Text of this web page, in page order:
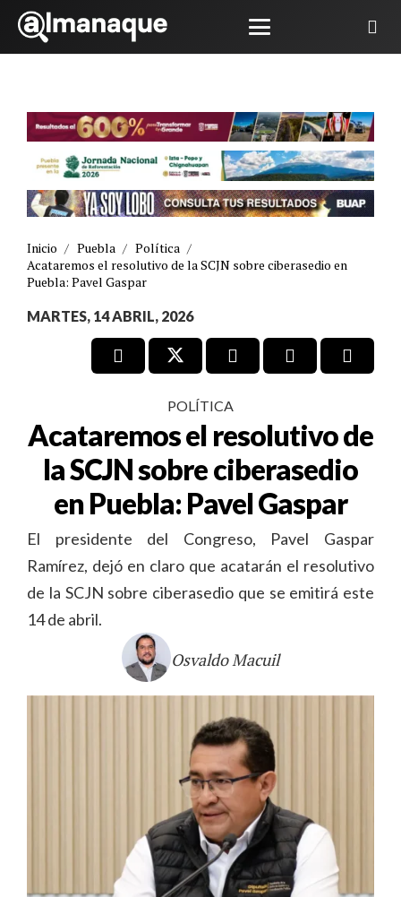
Inicio / Puebla / Política /
Acataremos el resolutivo de la SCJN sobre ciberasedio en
Puebla: Pavel Gaspar
MARTES, 14 ABRIL, 2026
POLÍTICA
Acataremos el resolutivo de
la SCJN sobre ciberasedio
en Puebla: Pavel Gaspar
El presidente del Congreso, Pavel Gaspar
Ramírez, dejó en claro que acatarán el resolutivo
de la SCJN sobre ciberasedio que se emitirá este
14 de abril.
Osvaldo Macuil